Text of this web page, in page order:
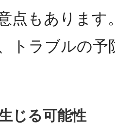
点もあります
トラブルの予
じる可能性